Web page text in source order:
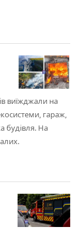
виїжджали на
гараж,
будівля. На